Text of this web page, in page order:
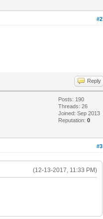
#2
Reply
Posts: 190
Threads: 26
Joined: Sep 2013
Reputation:0
#3
(12-13-2017, 11:33 PM)